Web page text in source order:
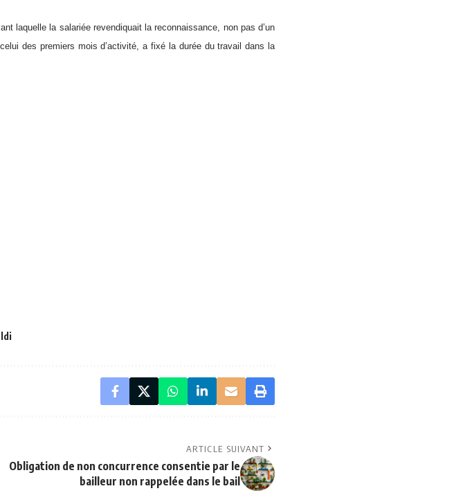
laquelle la salariée revendiquait la reconnaissance, non pas d’un
des premiers mois d’activité, a fixé la durée du travail dans la
ARTICLE SUIVANT
Obligation de non concurrence consentie par le
bailleur non rappelée dans le bail